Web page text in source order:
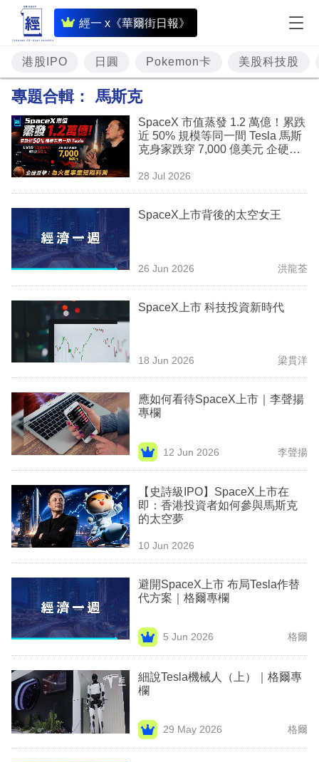
經一 x《華爾街日報》
即
時
財
經
題
投
資
樓
市
理
業
技
職
場
生
時
事
欄
訂
閱
區
港股IPO 日圓 Pokemon卡 美股科技股
專題合輯： 馬斯克
SpaceX 市值蒸發 1.2 萬億！累跌
近 50% 規模等同一間 Tesla 馬斯
克身家跌穿 7,000 億美元 企硬反
28 Jul 2026
SpaceX上市背後的太空女王
26 Jun 2026 洪龍荃
SpaceX上市 科技投資新時代
18 Jun 2026 梁貫洋
應如何看待SpaceX上市｜李聲揚
專欄
12 Jun 2026 李聲揚
【史詩級IPO】SpaceX上市在
即：香港投資者如何參與馬斯克
的太空夢
10 Jun 2026
避開SpaceX上市 布局Tesla作替
代方案｜格爾專欄
5 Jun 2026 格爾
細說Tesla機械人（上）｜格爾專
欄
29 May 2026 格爾